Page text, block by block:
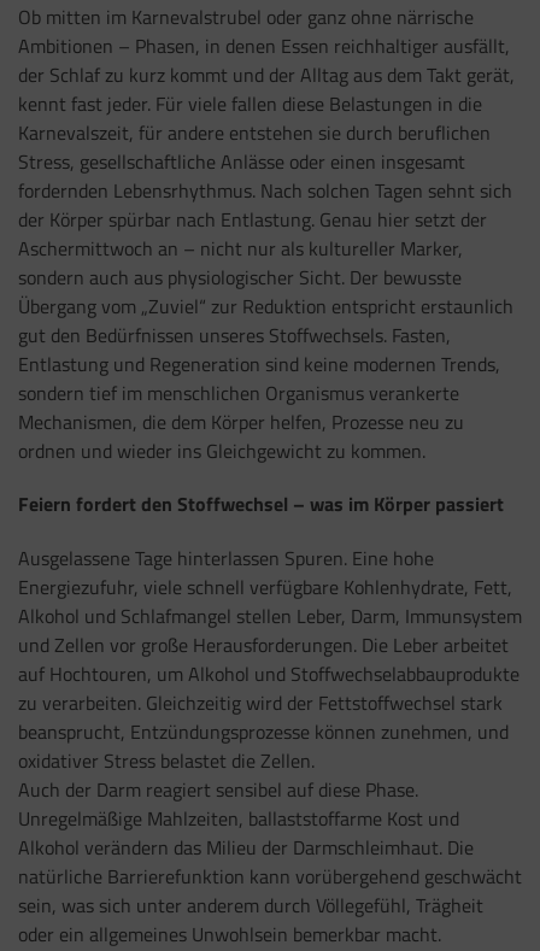
Ob mitten im Karnevalstrubel oder ganz ohne närrische
Ambitionen – Phasen, in denen Essen reichhaltiger ausfällt,
der Schlaf zu kurz kommt und der Alltag aus dem Takt gerät,
kennt fast jeder. Für viele fallen diese Belastungen in die
Karnevalszeit, für andere entstehen sie durch beruflichen
Stress, gesellschaftliche Anlässe oder einen insgesamt
fordernden Lebensrhythmus. Nach solchen Tagen sehnt sich
der Körper spürbar nach Entlastung. Genau hier setzt der
Aschermittwoch an – nicht nur als kultureller Marker,
sondern auch aus physiologischer Sicht. Der bewusste
Übergang vom „Zuviel“ zur Reduktion entspricht erstaunlich
gut den Bedürfnissen unseres Stoffwechsels. Fasten,
Entlastung und Regeneration sind keine modernen Trends,
sondern tief im menschlichen Organismus verankerte
Mechanismen, die dem Körper helfen, Prozesse neu zu
ordnen und wieder ins Gleichgewicht zu kommen.
Feiern fordert den Stoffwechsel – was im Körper passiert
Ausgelassene Tage hinterlassen Spuren. Eine hohe
Energiezufuhr, viele schnell verfügbare Kohlenhydrate, Fett,
Alkohol und Schlafmangel stellen Leber, Darm, Immunsystem
und Zellen vor große Herausforderungen. Die Leber arbeitet
auf Hochtouren, um Alkohol und Stoffwechselabbauprodukte
zu verarbeiten. Gleichzeitig wird der Fettstoffwechsel stark
beansprucht, Entzündungsprozesse können zunehmen, und
oxidativer Stress belastet die Zellen.
Auch der Darm reagiert sensibel auf diese Phase.
Unregelmäßige Mahlzeiten, ballaststoffarme Kost und
Alkohol verändern das Milieu der Darmschleimhaut. Die
natürliche Barrierefunktion kann vorübergehend geschwächt
sein, was sich unter anderem durch Völlegefühl, Trägheit
oder ein allgemeines Unwohlsein bemerkbar macht.